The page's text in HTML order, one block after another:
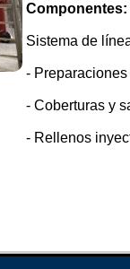
Componentes:
Sistema de
-
- Coberturas y
- Rellenos